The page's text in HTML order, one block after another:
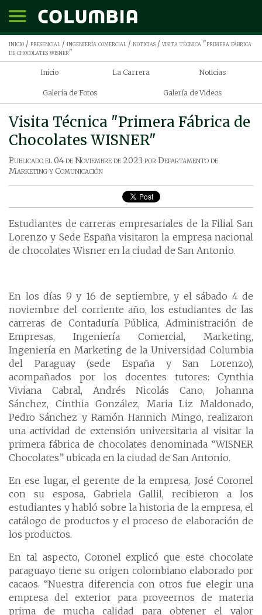
inicio / presencial / ingeniería comercial / noticias / visita técnica "primera fábrica
de chocolates wisner"
Inicio La Carrera Noticias
Galería de Fotos Galería de Videos
Visita Técnica "Primera Fábrica de
Chocolates WISNER"
Publicado el04 de Noviembre de 2023 porDepartamento de
Marketing y Comunicación
Estudiantes de carreras empresariales de la Filial San
Lorenzo y Sede España visitaron la empresa nacional
de chocolates Wisner en la ciudad de San Antonio.
En los días 9 y 16 de septiembre, y el sábado 4 de
noviembre del corriente año, los estudiantes de las
carreras de Contaduría Pública, Administración de
Empresas, Ingeniería Comercial, Marketing,
Ingeniería en Marketing de la Universidad Columbia
del Paraguay (sede España y San Lorenzo),
acompañados por los docentes tutores: Cynthia
Viviana Cabral, Andrés Nicolás Cano, Johanna
Sánchez, Cinthia González, Maria Liz Maldonado,
Pedro Sánchez y Ramón Hannich Mingo, realizaron
una actividad de extensión universitaria al visitar la
primera fábrica de chocolates denominada “WISNER
Chocolates” ubicada en la ciudad de San Antonio.
En ese lugar, el gerente de la empresa, José Coronel
con su esposa, Gabriela Gallil, recibieron a los
estudiantes y habló sobre la historia de la empresa, el
catálogo de productos y el proceso de elaboración de
los productos.
En tal aspecto, Coronel explicó que este chocolate
paraguayo tiene su origen colombiano elaborado por
cacaos. “Nuestra diferencia con otros fue elegir una
empresa del exterior para proveernos de materia
prima de mucha calidad para obtener el valor